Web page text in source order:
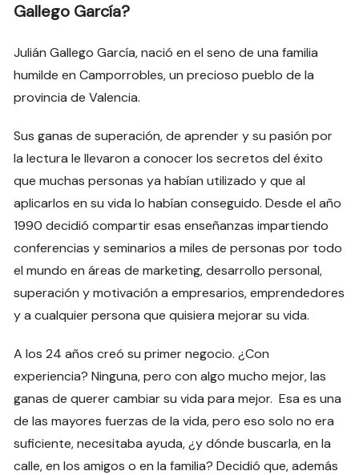
Gallego García?
Julián Gallego García, nació en el seno de una familia
humilde en Camporrobles, un precioso pueblo de la
provincia de Valencia.
Sus ganas de superación, de aprender y su pasión por
la lectura le llevaron a conocer los secretos del éxito
que muchas personas ya habían utilizado y que al
aplicarlos en su vida lo habían conseguido. Desde el año
1990 decidió compartir esas enseñanzas impartiendo
conferencias y seminarios a miles de personas por todo
el mundo en áreas de marketing, desarrollo personal,
superación y motivación a empresarios, emprendedores
y a cualquier persona que quisiera mejorar su vida.
A los 24 años creó su primer negocio. ¿Con
experiencia? Ninguna, pero con algo mucho mejor, las
ganas de querer cambiar su vida para mejor. Esa es una
de las mayores fuerzas de la vida, pero eso solo no era
suficiente, necesitaba ayuda, ¿y dónde buscarla, en la
calle, en los amigos o en la familia? Decidió que, además